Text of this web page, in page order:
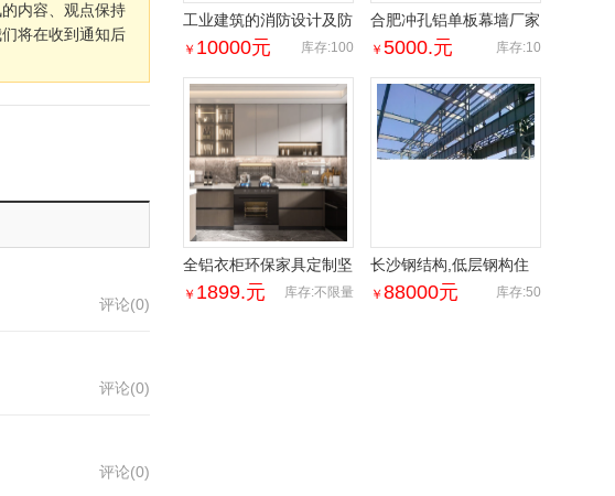
内容、观点保持
将在收到通知后
评论(0)
评论(0)
评论(0)
工业建筑的消防设计及防
腐措施_广东省建科建筑
￥ 10000元 库存:100
合肥冲孔铝单板幕墙厂家
幕吊顶造型防火装饰润盈
￥ 5000.元 库存:10
全铝衣柜环保家具定制坚
固耐用 全屋家居来图可
￥ 1899.元 库存:不限量
长沙钢结构,低层钢构住
宅,民用钢结构住宅,低层
￥ 88000元 库存:50